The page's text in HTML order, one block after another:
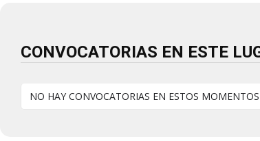
CONVOCATORIAS EN ESTE
NO HAY CONVOCATORIAS EN ESTOS MOMENTOS